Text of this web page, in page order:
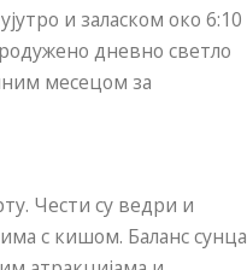
и заласком око 6:10
дневно светло
месецом за
Чести су ведри и
с кишом. Баланс сунца